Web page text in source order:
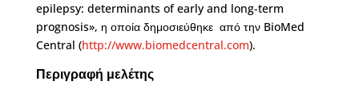
epilepsy: determinants of early and long-term
prognosis», η οποία δημοσιεύθηκε από την BioMed
Central (http://www.biomedcentral.com).
Περιγραφή μελέτης